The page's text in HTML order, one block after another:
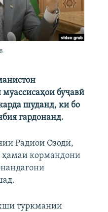
буҷавӣ
шуданд, ки бо
гардонанд.
Радиои Озодӣ,
ҳамаи кормандони
туркмании